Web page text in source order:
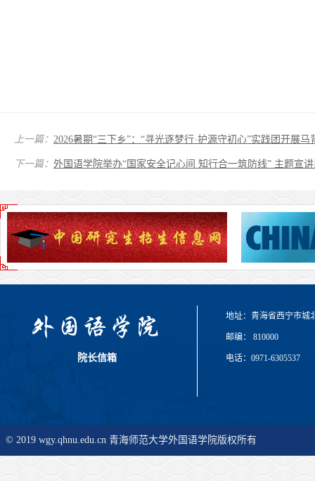
上一篇： 2026暑期“三下乡”：“寻光逐梦行·护源守初心”实践团开展
下一篇： 外国语学院举办“国家安全记心间 知行合一筑防线” 主题宣
院长信箱
地址：青海省西宁市城
邮编： 810000
电话：0971-6305537
© 2019 wgy.qhnu.edu.cn 青海师范大学外国语学院版权所有